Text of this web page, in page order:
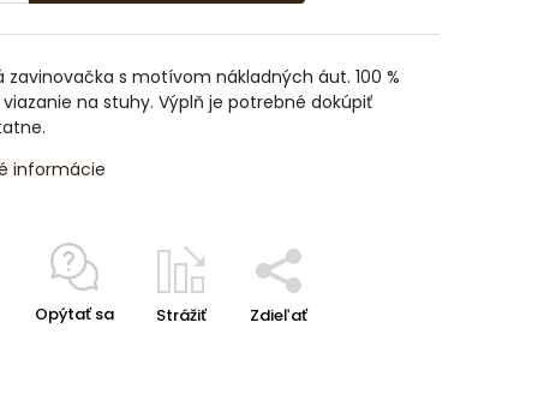
zavinovačka s motívom nákladných áut. 100 %
na stuhy. Výplň je potrebné dokúpiť
informácie
Opýtať sa Strážiť Zdieľať